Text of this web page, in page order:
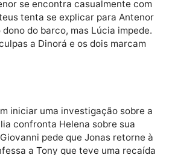
lo. Taís diz a Marion que
lo. Antenor lê a carta de
o pai jamais será seu herdeiro.
de Olavo. Lutero e
e avisa que, ao primeiro deslize,
se encontra casualmente
tenta se explicar para